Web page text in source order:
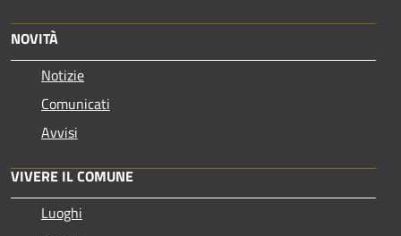
NOVITÀ
Notizie
Comunicati
Avvisi
VIVERE IL COMUNE
Luoghi